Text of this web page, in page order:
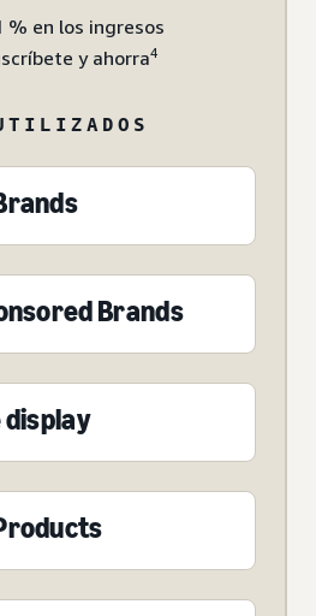
% en los ingresos
y ahorra4
Brands
display